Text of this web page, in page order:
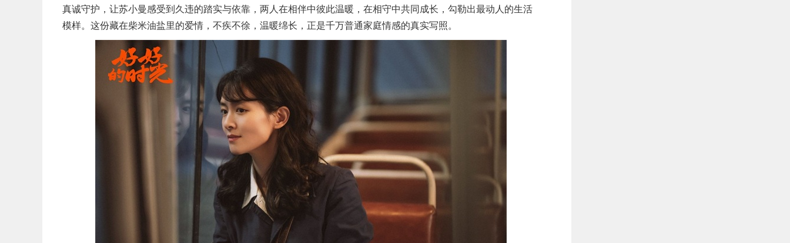
真诚守护，让苏小曼感受到久违的踏实与依靠，两人在相伴中彼此温暖，在相守中共同成长，勾勒出最动人的生活
模样。这份藏在柴米油盐里的爱情，不疾不徐，温暖绵长，正是千万普通家庭情感的真实写照。